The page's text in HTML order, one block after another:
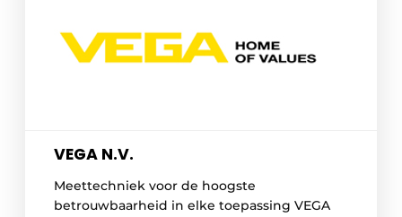
VEGA N.V.
Meettechniek voor de hoogste
betrouwbaarheid in elke toepassing VEGA